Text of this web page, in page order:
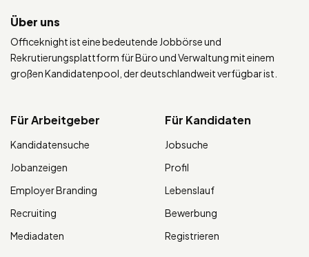
Über uns
Officeknight ist eine bedeutende Jobbörse und
Rekrutierungsplattform für Büro und Verwaltung mit einem
großen Kandidatenpool, der deutschlandweit verfügbar ist.
Für Arbeitgeber
Kandidatensuche
Jobanzeigen
Employer Branding
Recruiting
Mediadaten
Für Kandidaten
Jobsuche
Profil
Lebenslauf
Bewerbung
Registrieren